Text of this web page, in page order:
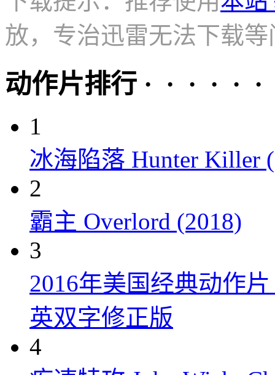
放，专治迅雷无法下载等
动作片排行 · · · · · ·
1
冰海陷落 Hunter Killer
2
霸主 Overlord (2018)
3
2016年美国经典动作
英双字修正版
4